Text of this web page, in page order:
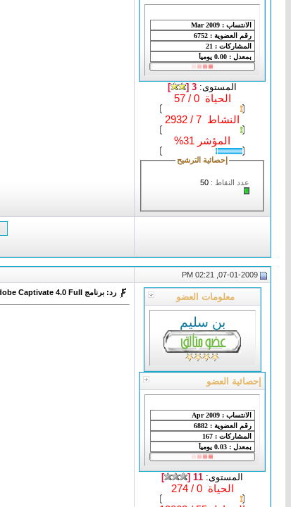
المستوى: 3 [
]
الحياة 0 / 57
النشاط 7 / 2932
المؤشر 31%
إحصائية الترشيح
عدد النقاط :50
معلومات العضو
بن سليم
إحصائية العضو
المستوى: 11 [
]
الحياة 0 / 274
رد: برنامج Adobe Captivate 4.0 Full